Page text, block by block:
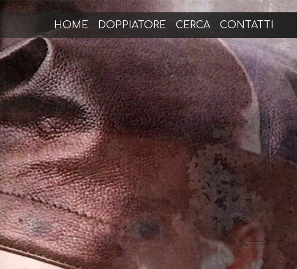
HOME DOPPIATORE CERCA CONTATTI